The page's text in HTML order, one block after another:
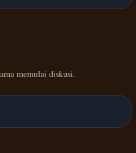
memulai diskusi.